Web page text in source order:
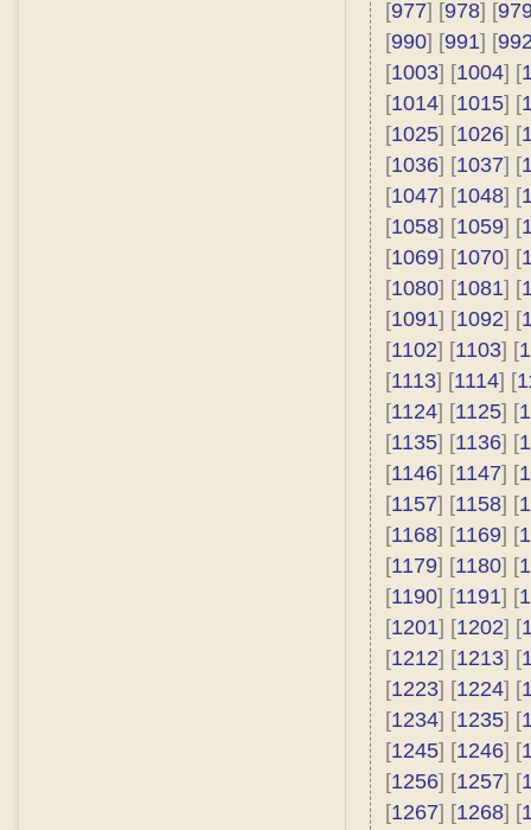
[977] [978] [
[990] [991] [
[1003] [1004] [
[1014] [1015] [
[1025] [1026] [
[1036] [1037] [
[1047] [1048] [
[1058] [1059] [
[1069] [1070] [
[1080] [1081] [
[1091] [1092] [
[1102] [1103] [
[1113] [1114] [
[1124] [1125] [
[1135] [1136] [
[1146] [1147] [
[1157] [1158] [
[1168] [1169] [
[1179] [1180] [
[1190] [1191] [
[1201] [1202] [
[1212] [1213] [
[1223] [1224] [
[1234] [1235] [
[1245] [1246] [
[1256] [1257] [
[1267] [1268] [